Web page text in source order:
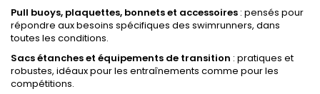
Pull buoys, plaquettes, bonnets et accessoires : pensés pour
répondre aux besoins spécifiques des swimrunners, dans
toutes les conditions.
Sacs étanches et équipements de transition : pratiques et
robustes, idéaux pour les entraînements comme pour les
compétitions.